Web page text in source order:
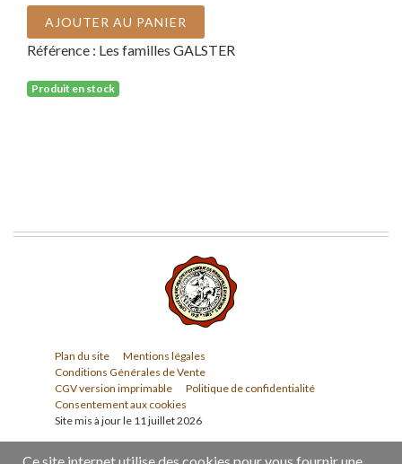
AJOUTER AU PANIER
Référence : Les familles GALSTER
Produit en stock
Plan du site
Mentions légales
Conditions Générales de Vente
CGV version imprimable
Politique de confidentialité
Consentement aux cookies
Site mis à jour le 11 juillet 2026